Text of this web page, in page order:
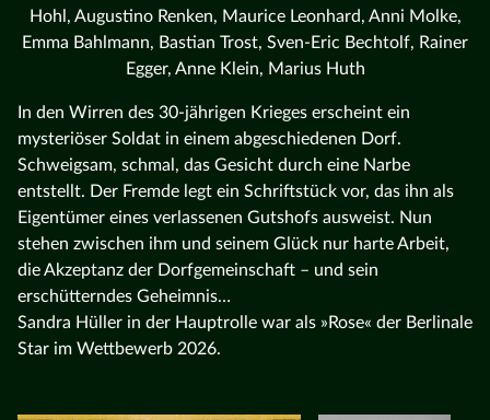
Hohl, Augustino Renken, Maurice Leonhard, Anni Molke,
Emma Bahlmann, Bastian Trost, Sven-Eric Bechtolf, Rainer
Egger, Anne Klein, Marius Huth
In den Wirren des 30-jährigen Krieges erscheint ein
mysteriöser Soldat in einem abgeschiedenen Dorf.
Schweigsam, schmal, das Gesicht durch eine Narbe
entstellt. Der Fremde legt ein Schriftstück vor, das ihn als
Eigentümer eines verlassenen Gutshofs ausweist. Nun
stehen zwischen ihm und seinem Glück nur harte Arbeit,
die Akzeptanz der Dorfgemeinschaft – und sein
erschütterndes Geheimnis…
Sandra Hüller in der Hauptrolle war als »Rose« der Berlinale
Star im Wettbewerb 2026.